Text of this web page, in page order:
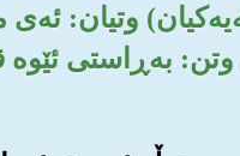
وتیان:
به‌ڕاستی ئێوه